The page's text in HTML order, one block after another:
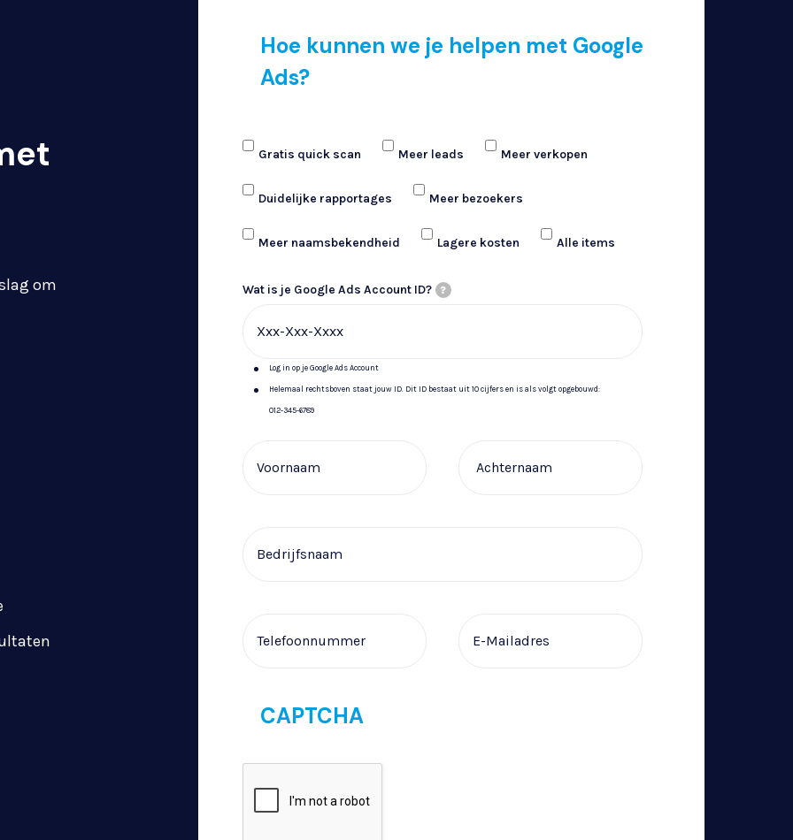
om
Hoe kunnen we je helpen met Google
Ads?
Gratis quick scan Meer leads Meer verkopen
Duidelijke rapportages Meer bezoekers
Meer naamsbekendheid Lagere kosten Alle items
Wat is je Google Ads Account ID? ?
Log in op je Google Ads Account
Helemaal rechtsboven staat jouw ID. Dit ID bestaat uit 10 cijfers en is als volgt opgebouwd:
012-345-6789
CAPTCHA